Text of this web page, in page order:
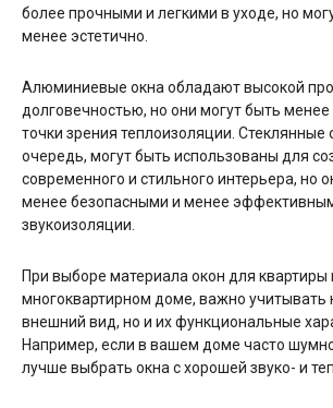
более прочными и легкими в уходе, но
менее эстетично.
Алюминиевые окна обладают высокой
долговечностью, но они могут быть
точки зрения теплоизоляции. Стеклянные
очередь, могут быть использованы для
современного и стильного интерьера, но
менее безопасными и менее
звукоизоляции.
При выборе материала окон для квартиры
многоквартирном доме, важно учитывать
внешний вид, но и их функциональные
Например, если в вашем доме часто
лучше выбрать окна с хорошей звуко- и